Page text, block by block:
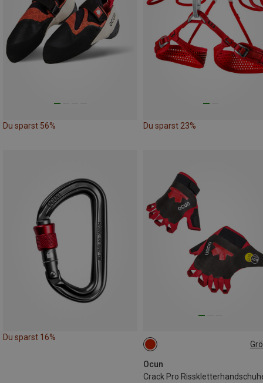
Du sparst 56% Du sparst 23%
Du sparst 16%
Ocun
Crack Pro
M